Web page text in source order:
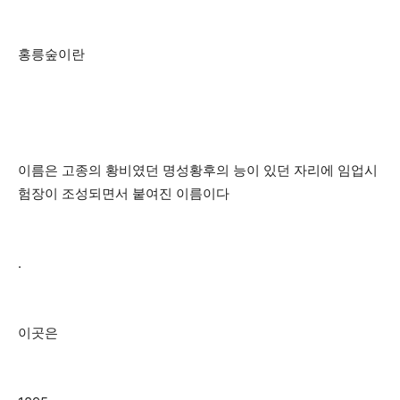
홍릉숲이란
이름은 고종의 황비였던 명성황후의 능이 있던 자리에 임업시
험장이 조성되면서 붙여진 이름이다
.
이곳은